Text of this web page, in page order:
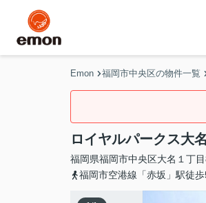
Emon 福岡市中央区の物件一覧
ロイヤルパークス大
福岡県福岡市中央区大名 １丁
福岡市空港線「赤坂」駅徒